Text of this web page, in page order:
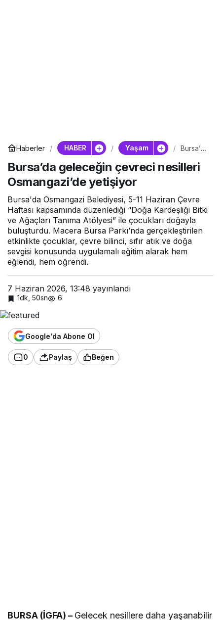
Haberler HABER Yaşam
Bursa’da
in
çevreci
azi’de
yetişiyor
Bursa’da geleceğin çevreci nesilleri
Osmangazi’de yetişiyor
Bursa'da Osmangazi Belediyesi, 5-11 Haziran Çevre
Haftası kapsamında düzenlediği “Doğa Kardeşliği Bitki
ve Ağaçları Tanıma Atölyesi” ile çocukları doğayla
buluşturdu. Macera Bursa Parkı’nda gerçekleştirilen
etkinlikte çocuklar, çevre bilinci, sıfır atık ve doğa
sevgisi konusunda uygulamalı eğitim alarak hem
eğlendi, hem öğrendi.
7 Haziran 2026, 13:48 yayınlandı
1dk, 50sn 6
Google'da Abone Ol
0 Paylaş Beğen
BURSA (İGFA) – Gelecek nesillere daha yaşanabilir